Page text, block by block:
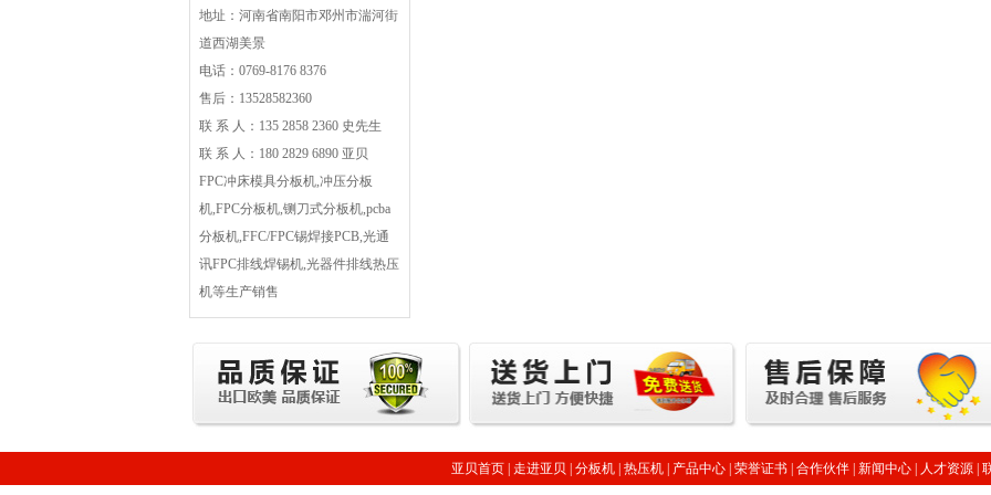
地址：河南省南阳市邓州市湍河街
道西湖美景
电话：0769-8176 8376
售后：13528582360
联 系 人：135 2858 2360 史先生
联 系 人：180 2829 6890 亚贝
FPC冲床模具分板机,冲压分板
机,FPC分板机,铡刀式分板机,pcba
分板机,FFC/FPC锡焊接PCB,光通
讯FPC排线焊锡机,光器件排线热压
机等生产销售
亚贝首页 走进亚贝 分板机 热压机 产品中心 荣誉证书 合作伙伴 新闻中心 人才资源